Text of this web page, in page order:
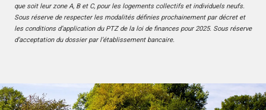
que soit leur zone A, B et C, pour les logements collectifs et individuels neufs.
Sous réserve de respecter les modalités définies prochainement par décret et
les conditions d’application du PTZ de la loi de finances pour 2025. Sous réserve
d’acceptation du dossier par l’établissement bancaire.